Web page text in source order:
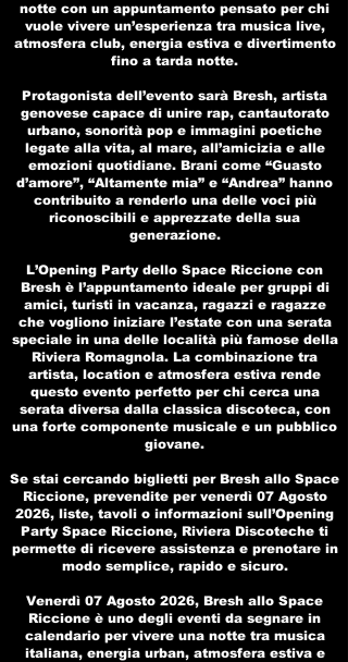
notte con un appuntamento pensato per chi
vuole vivere un’esperienza tra musica live,
atmosfera club, energia estiva e divertimento
fino a tarda notte.
Protagonista dell’evento sarà Bresh, artista
genovese capace di unire rap, cantautorato
urbano, sonorità pop e immagini poetiche
legate alla vita, al mare, all’amicizia e alle
emozioni quotidiane. Brani come “Guasto
d’amore”, “Altamente mia” e “Andrea” hanno
contribuito a renderlo una delle voci più
riconoscibili e apprezzate della sua
generazione.
L’Opening Party dello Space Riccione con
Bresh è l’appuntamento ideale per gruppi di
amici, turisti in vacanza, ragazzi e ragazze
che vogliono iniziare l’estate con una serata
speciale in una delle località più famose della
Riviera Romagnola. La combinazione tra
artista, location e atmosfera estiva rende
questo evento perfetto per chi cerca una
serata diversa dalla classica discoteca, con
una forte componente musicale e un pubblico
giovane.
Se stai cercando biglietti per Bresh allo Space
Riccione, prevendite per venerdì 07 Agosto
2026, liste, tavoli o informazioni sull’Opening
Party Space Riccione, Riviera Discoteche ti
permette di ricevere assistenza e prenotare in
modo semplice, rapido e sicuro.
Venerdì 07 Agosto 2026, Bresh allo Space
Riccione è uno degli eventi da segnare in
calendario per vivere una notte tra musica
italiana, energia urban, atmosfera estiva e